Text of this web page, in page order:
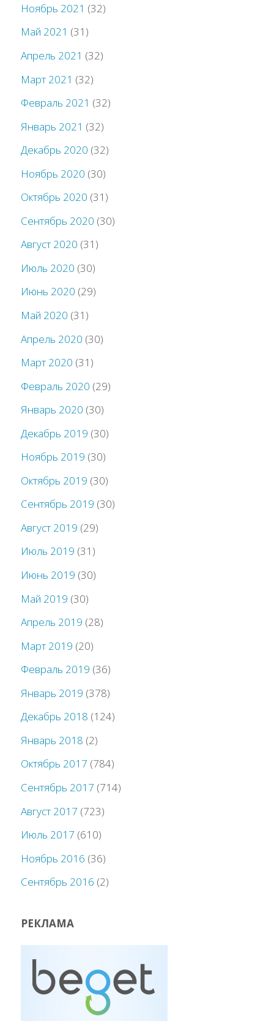
Ноябрь 2021 (32)
Май 2021 (31)
Апрель 2021 (32)
Март 2021 (32)
Февраль 2021 (32)
Январь 2021 (32)
Декабрь 2020 (32)
Ноябрь 2020 (30)
Октябрь 2020 (31)
Сентябрь 2020 (30)
Август 2020 (31)
Июль 2020 (30)
Июнь 2020 (29)
Май 2020 (31)
Апрель 2020 (30)
Март 2020 (31)
Февраль 2020 (29)
Январь 2020 (30)
Декабрь 2019 (30)
Ноябрь 2019 (30)
Октябрь 2019 (30)
Сентябрь 2019 (30)
Август 2019 (29)
Июль 2019 (31)
Июнь 2019 (30)
Май 2019 (30)
Апрель 2019 (28)
Март 2019 (20)
Февраль 2019 (36)
Январь 2019 (378)
Декабрь 2018 (124)
Январь 2018 (2)
Октябрь 2017 (784)
Сентябрь 2017 (714)
Август 2017 (723)
Июль 2017 (610)
Ноябрь 2016 (36)
Сентябрь 2016 (2)
РЕКЛАМА